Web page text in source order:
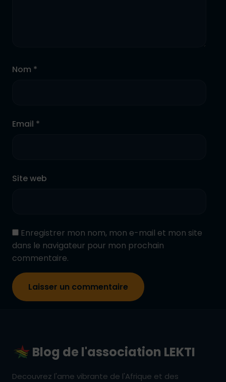
Nom *
Email *
Site web
Enregistrer mon nom, mon e-mail et mon site
dans le navigateur pour mon prochain
commentaire.
Blog de l'association LEKTI
Decouvrez l'ame vibrante de l'Afrique et des